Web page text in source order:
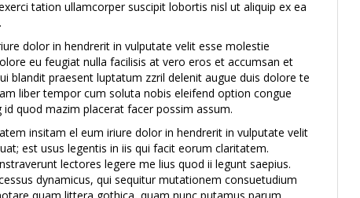
tation ullamcorper suscipit lobortis nisl ut aliquip ex ea
dolor in hendrerit in vulputate velit esse molestie
eu feugiat nulla facilisis at vero eros et accumsan et
blandit praesent luptatum zzril delenit augue duis dolore te
liber tempor cum soluta nobis eleifend option congue
quod mazim placerat facer possim assum.
insitam el eum iriure dolor in hendrerit in vulputate velit
est usus legentis in iis qui facit eorum claritatem.
lectores legere me lius quod ii legunt saepius.
dynamicus, qui sequitur mutationem consuetudium